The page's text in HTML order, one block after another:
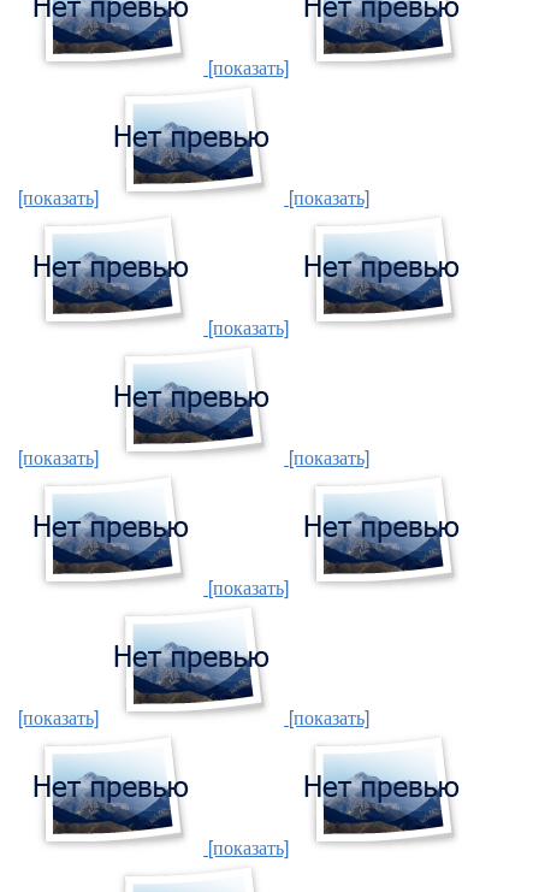
[показать]
[показать] [показать]
[показать]
[показать] [показать]
[показать]
[показать] [показать]
[показать]